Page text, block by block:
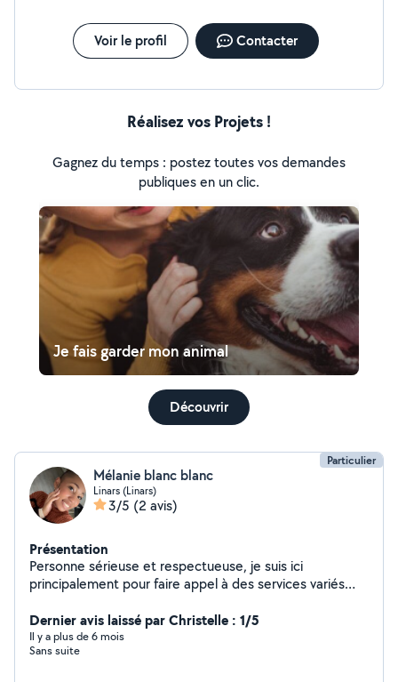
Voir le profil Contacter
Réalisez vos Projets !
Gagnez du temps : postez toutes vos demandes
publiques en un clic.
Je fais garder mon animal
Découvrir
Particulier
Mélanie blanc blanc
Linars (Linars)
3/5 (2 avis)
Présentation
Personne sérieuse et respectueuse, je suis ici
principalement pour faire appel à des services variés
à quelques annonces quand je peux rendre service.
Dernier avis laissé par Christelle : 1/5
Il y a plus de 6 mois
Sans suite